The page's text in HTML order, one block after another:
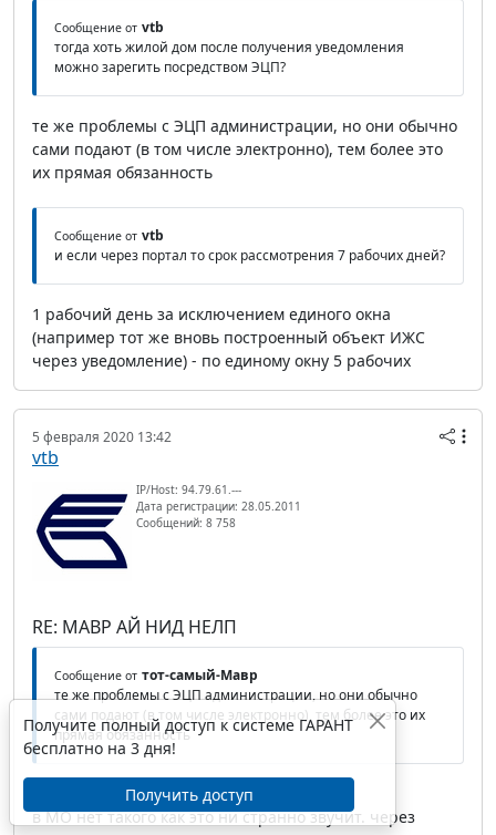
Сообщение от vtb
тогда хоть жилой дом после получения уведомления
можно зарегить посредством ЭЦП?
те же проблемы с ЭЦП администрации, но они обычно
сами подают (в том числе электронно), тем более это
их прямая обязанность
Сообщение от vtb
и если через портал то срок рассмотрения 7 рабочих дней?
1 рабочий день за исключением единого окна
(например тот же вновь построенный объект ИЖС
через уведомление) - по единому окну 5 рабочих
5 февраля 2020 13:42
vtb
IP/Host: 94.79.61.---
Дата регистрации: 28.05.2011
Сообщений: 8 758
RE: МАВР АЙ НИД НЕЛП
Сообщение от тот-самый-Мавр
те же проблемы с ЭЦП администрации, но они обычно
сами подают (в том числе электронно), тем более это их
прямая обязанность
в МО нет такого как это ни странно звучит. через
Получите полный доступ к системе ГАРАНТ
бесплатно на 3 дня!
Получить доступ